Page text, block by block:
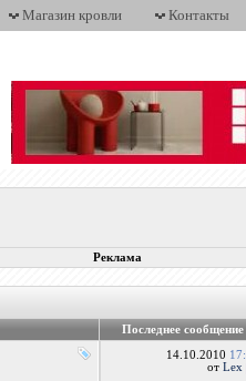
Магазин кровли Контакты
Реклама
Последнее сообщение
14.10.2010
отLex